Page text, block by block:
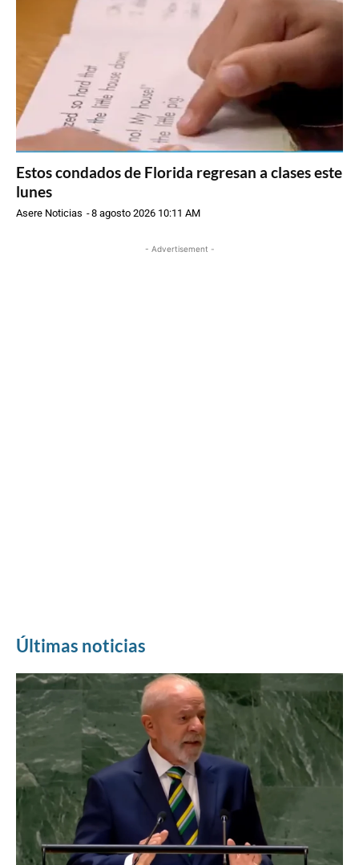
Estos condados de Florida regresan a clases este
lunes
Asere Noticias -8 agosto 2026 10:11 AM
- Advertisement -
Últimas noticias